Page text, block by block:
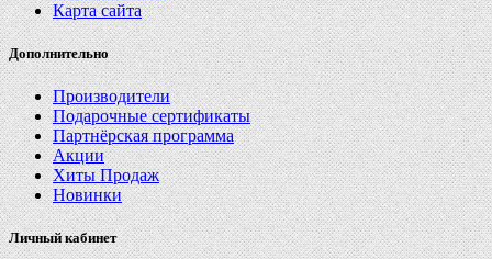
Карта сайта
Дополнительно
Производители
Подарочные сертификаты
Партнёрская программа
Акции
Хиты Продаж
Новинки
Личный кабинет